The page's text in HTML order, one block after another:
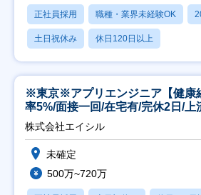
正社員採用 職種・業界未経験OK
土日祝休み 休日120日以上
※東京※アプリエンジニア【健康
率5%/面接一回/在宅有/完休2日/上
株式会社エイシル
未確定
500万~720万